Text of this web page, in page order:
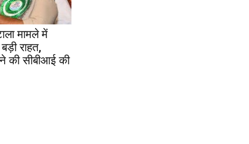
मामले में
राहत,
की सीबीआई की